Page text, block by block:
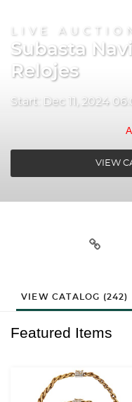
LIVE
Subasta
Relojes
Start: Dec 11, 2024
VIEW
VIEW CATALOG (242)
Featured Items